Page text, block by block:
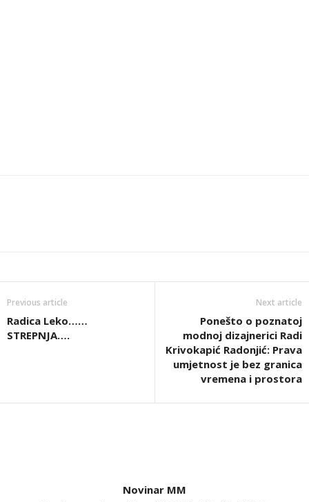
Previous article
Radica Leko……
STREPNJA….
Next article
Ponešto o poznatoj
modnoj dizajnerici Radi
Krivokapić Radonjić: Prava
umjetnost je bez granica
vremena i prostora
Novinar MM